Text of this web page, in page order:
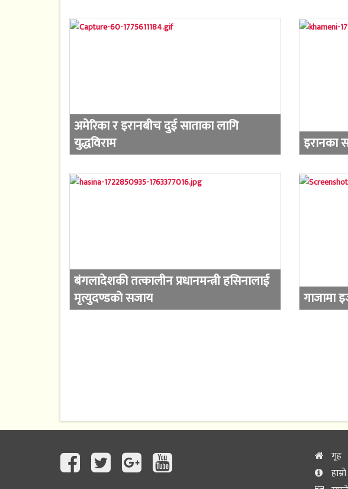
अमेरिका र इरानबीच दुई साताका लागि
युद्धविराम
इरानका
बंगलादेशकी तत्कालीन प्रधानमन्त्री हसिनालाई
मृत्युदण्डको सजाय
गाजामा
गृह